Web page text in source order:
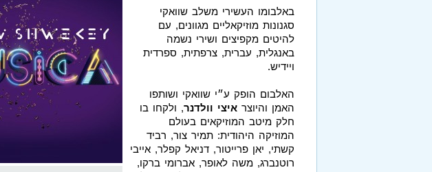
​באלבומו העשירי משלב שוואקי
סגנונות מוזיקאליים מגוונים, עם
להיטים מקפיצים ושירי נשמה
באנגלית, עברית, צרפתית, ספרדית
ויידיש.
האלבום הופק ע״י ​שוואקי ושותפו
האמן והיוצר איצי וולדנר, ולקחו בו
חלק מיטב המוזיקאים בעולם
המוזיקה היהודית: תמיר צור, רביד
קשתי, יאן פרייטור, דניאל קפלר, אייבי
רוטנברג, משה לאופר, אברומי ברקו,